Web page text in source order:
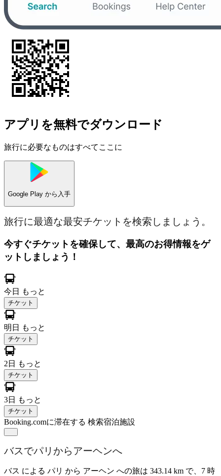
アプリを無料でダウンロード
旅行に必要なものはすべてここに
Google Play から入手
旅行に最適な最安チケットを検索しましょう。
今すぐチケットを確保して、最高のお得情報をゲ
ットしましょう！
今日 もっと
チケット
明日 もっと
チケット
2日 もっと
チケット
3日 もっと
チケット
Booking.comに滞在する 検索宿泊施設
バスでパリからアーヘンへ
バス による パリ から アーヘン への旅は 343.14 km で、7 時